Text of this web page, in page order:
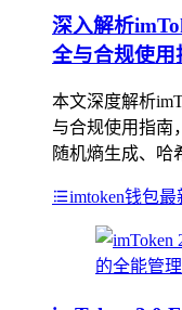
深入解析
全与合规使用
本文深度解析
与合规使用指南
随机熵生成、哈
imtoken钱包最